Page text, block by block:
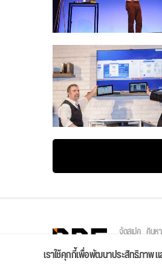
จัดสเปค ค้นหา
Copyright ©
เราใช้คุกกี้เพื่อพัฒนาประสิทธิภาพ